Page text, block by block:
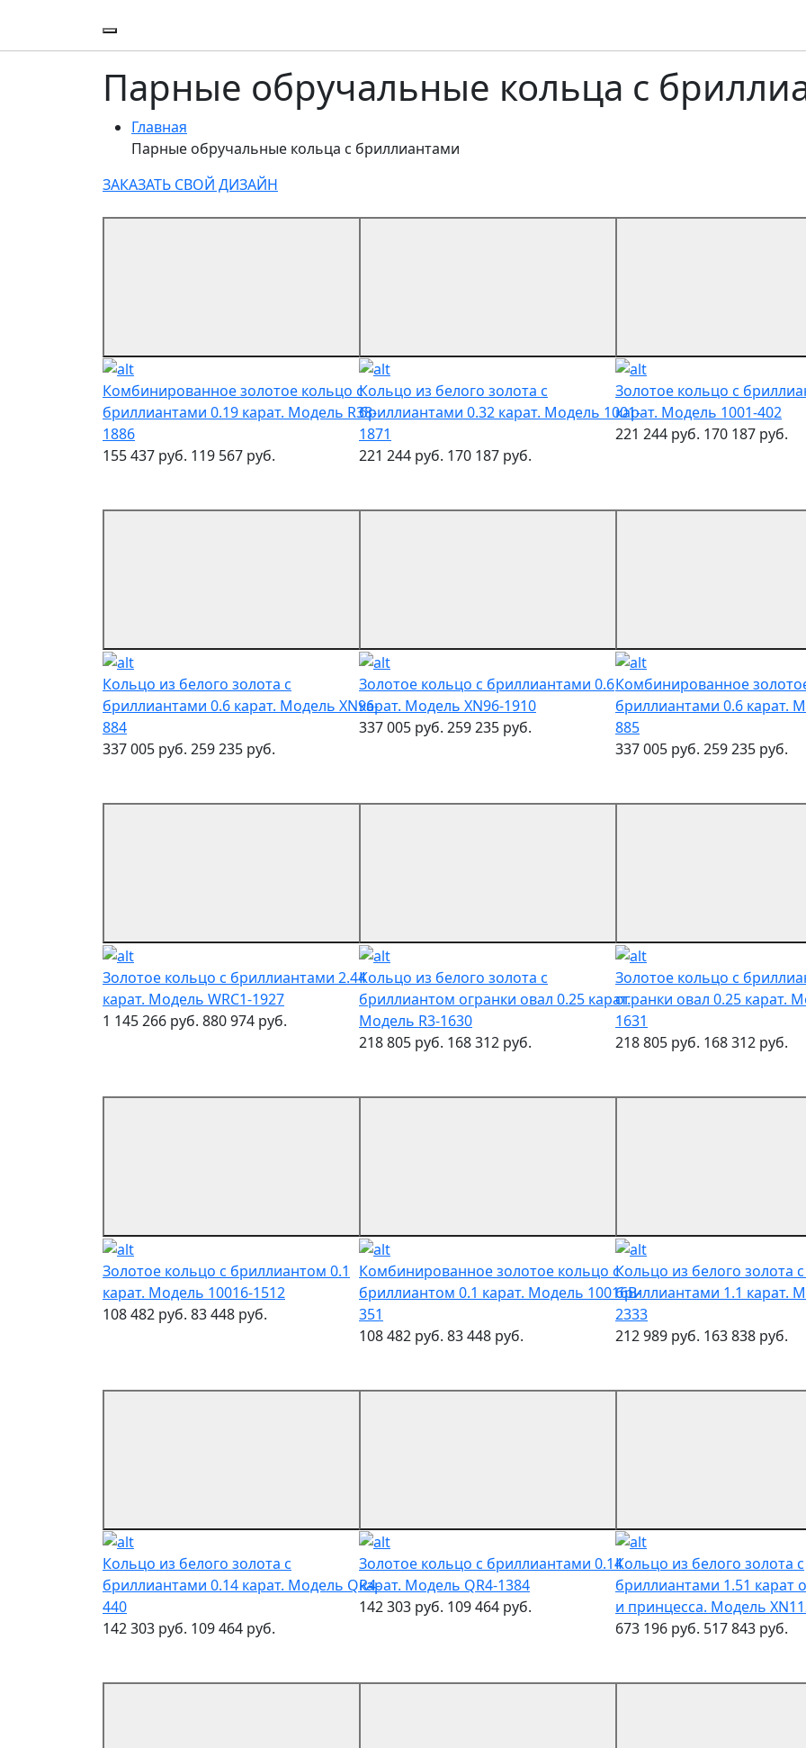
Парные обручальные кольца с
Главная
Парные обручальные кольца с бриллиантами
ЗАКАЗАТЬ СВОЙ ДИЗАЙН
Комбинированное золотое кольцо с
бриллиантами 0.19 карат. Модель R38-
1886
155 437 руб. 119 567 руб.
Кольцо из белого золота с
бриллиантами 0.32 карат. Модель 1001-
1871
221 244 руб. 170 187 руб.
Золотое кольцо с
карат. Модель 1001-402
221 244 руб. 170 187 руб.
Кольцо из белого золота с
бриллиантами 0.6 карат. Модель XN96-
884
337 005 руб. 259 235 руб.
Золотое кольцо с бриллиантами 0.6
карат. Модель XN96-1910
337 005 руб. 259 235 руб.
Комбинированное
бриллиантами 0.6 карат.
885
337 005 руб. 259 235 руб.
Золотое кольцо с бриллиантами 2.44
карат. Модель WRC1-1927
1 145 266 руб. 880 974 руб.
Кольцо из белого золота с
бриллиантом огранки овал 0.25 карат.
Модель R3-1630
218 805 руб. 168 312 руб.
Золотое кольцо с
огранки овал 0.25 карат.
1631
218 805 руб. 168 312 руб.
Золотое кольцо с бриллиантом 0.1
карат. Модель 10016-1512
108 482 руб. 83 448 руб.
Комбинированное золотое кольцо с
бриллиантом 0.1 карат. Модель 10016B-
351
108 482 руб. 83 448 руб.
Кольцо из белого золота
бриллиантами 1.1 карат.
2333
212 989 руб. 163 838 руб.
Кольцо из белого золота с
бриллиантами 0.14 карат. Модель QR4-
440
142 303 руб. 109 464 руб.
Золотое кольцо с бриллиантами 0.14
карат. Модель QR4-1384
142 303 руб. 109 464 руб.
Кольцо из белого золота с
бриллиантами 1.51 карат
и принцесса. Модель
673 196 руб. 517 843 руб.